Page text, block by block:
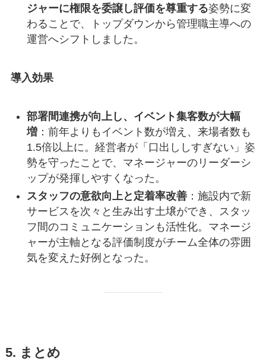
ジャーに権限を委譲し評価を尊重する姿勢に変
わることで、トップダウンから管理職主導への
運営へシフトしました。
導入効果
部署間連携が向上し、イベント集客数が大幅
増：前年よりもイベント数が増え、来場者数も
1.5倍以上に。経営者が「口出ししすぎない」姿
勢を守ったことで、マネージャーのリーダーシ
ップが発揮しやすくなった。
スタッフの意欲向上と定着率改善：施設内で新
サービスを次々と生み出す土壌ができ、スタッ
フ間のコミュニケーションも活性化。マネージ
ャーが主軸となる評価制度がチーム全体の雰囲
気を変えた好例となった。
5. まとめ